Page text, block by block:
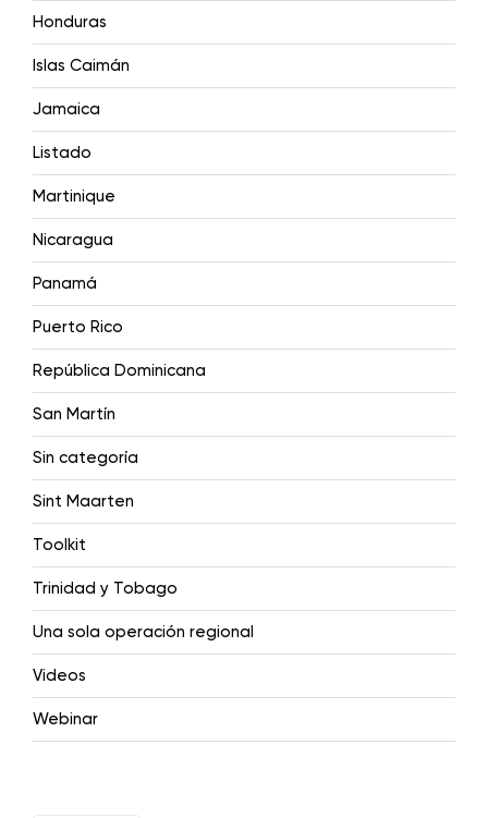
Honduras
Islas Caimán
Jamaica
Listado
Martinique
Nicaragua
Panamá
Puerto Rico
República Dominicana
San Martín
Sin categoría
Sint Maarten
Toolkit
Trinidad y Tobago
Una sola operación regional
Videos
Webinar